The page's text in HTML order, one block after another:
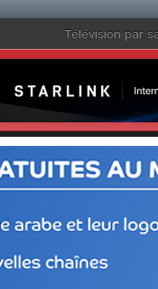
Télévision par